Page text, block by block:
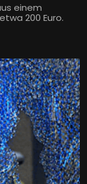
einem
200 Euro.